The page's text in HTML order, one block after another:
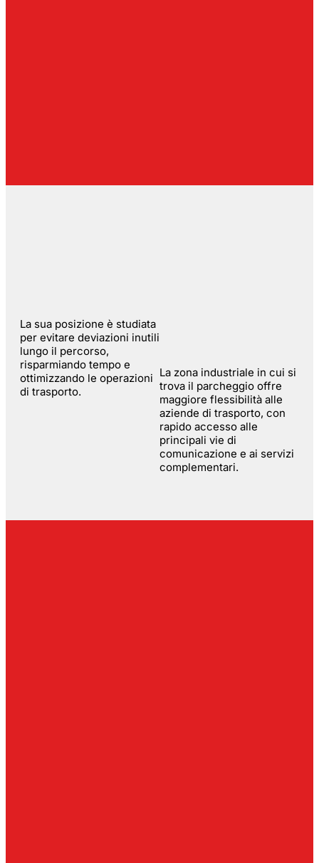
La sua posizione è studiata
per evitare deviazioni inutili
lungo il percorso,
risparmiando tempo e
ottimizzando le operazioni
di trasporto.
La zona industriale in cui si
trova il parcheggio offre
maggiore flessibilità alle
aziende di trasporto, con
rapido accesso alle
principali vie di
comunicazione e ai servizi
complementari.